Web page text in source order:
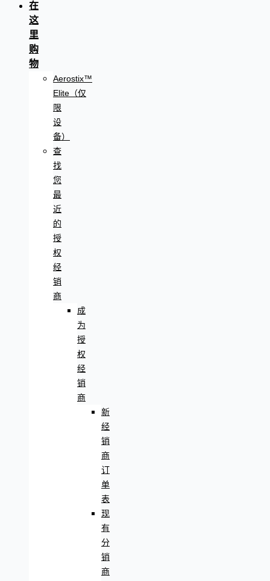
在
这
里
购
物
Aerostix™
Elite（仅
限
设
备）
查
找
您
最
近
的
授
权
经
销
商
成
为
授
权
经
销
商
新
经
销
商
订
单
表
现
有
分
销
商